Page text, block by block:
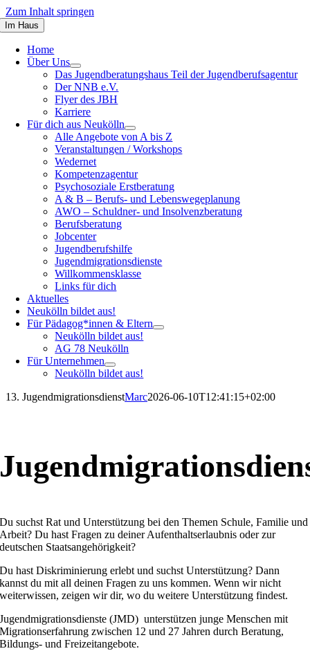
Zum Inhalt springen
Im Haus
Home
Über Uns
Das Jugendberatungshaus Teil der Jugendberufsagentur
Der NNB e.V.
Flyer des JBH
Karriere
Für dich aus Neukölln
Alle Angebote von A bis Z
Veranstaltungen / Workshops
Wedernet
Kompetenzagentur
Psychosoziale Erstberatung
A & B – Berufs- und Lebenswegeplanung
AWO – Schuldner- und Insolvenzberatung
Berufsberatung
Jobcenter
Jugendberufshilfe
Jugendmigrationsdienste
Willkommensklasse
Links für dich
Aktuelles
Neukölln bildet aus!
Für Pädagog*innen & Eltern
Neukölln bildet aus!
AG 78 Neukölln
Für Unternehmen
Neukölln bildet aus!
13. JugendmigrationsdienstMarc2026-06-10T12:41:15+02:00
Du suchst Rat und Unterstützung bei den Themen Schule, Familie und
Arbeit? Du hast Fragen zu deiner Aufenthaltserlaubnis oder zur
deutschen Staatsangehörigkeit?
Du hast Diskriminierung erlebt und suchst Unterstützung? Dann
kannst du mit all deinen Fragen zu uns kommen. Wenn wir nicht
weiterwissen, zeigen wir dir, wo du weitere Unterstützung findest.
Jugendmigrationsdienste (JMD) unterstützen junge Menschen mit
Migrationserfahrung zwischen 12 und 27 Jahren durch Beratung,
Bildungs- und Freizeitangebote.